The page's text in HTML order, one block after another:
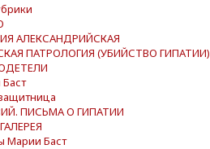
АЛЕКСАНДРИЙСКАЯ
ПАТРОЛОГИЯ (УБИЙСТВО ГИПАТИИ)
ПИСЬМА О ГИПАТИИ
Марии Баст